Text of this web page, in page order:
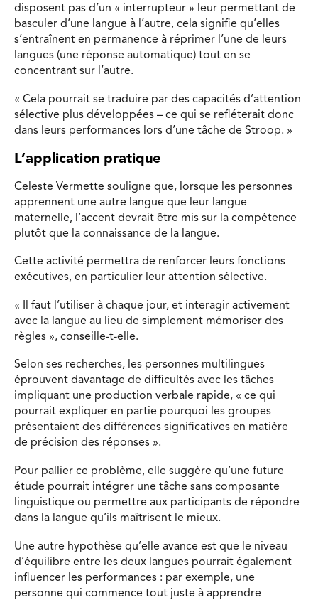
disposent pas d’un « interrupteur » leur permettant de
basculer d’une langue à l’autre, cela signifie qu’elles
s’entraînent en permanence à réprimer l’une de leurs
langues (une réponse automatique) tout en se
concentrant sur l’autre.
« Cela pourrait se traduire par des capacités d’attention
sélective plus développées – ce qui se refléterait donc
dans leurs performances lors d’une tâche de Stroop. »
L’application pratique
Celeste Vermette souligne que, lorsque les personnes
apprennent une autre langue que leur langue
maternelle, l’accent devrait être mis sur la compétence
plutôt que la connaissance de la langue.
Cette activité permettra de renforcer leurs fonctions
exécutives, en particulier leur attention sélective.
« Il faut l’utiliser à chaque jour, et interagir activement
avec la langue au lieu de simplement mémoriser des
règles », conseille-t-elle.
Selon ses recherches, les personnes multilingues
éprouvent davantage de difficultés avec les tâches
impliquant une production verbale rapide, « ce qui
pourrait expliquer en partie pourquoi les groupes
présentaient des différences significatives en matière
de précision des réponses ».
Pour pallier ce problème, elle suggère qu’une future
étude pourrait intégrer une tâche sans composante
linguistique ou permettre aux participants de répondre
dans la langue qu’ils maîtrisent le mieux.
Une autre hypothèse qu’elle avance est que le niveau
d’équilibre entre les deux langues pourrait également
influencer les performances : par exemple, une
personne qui commence tout juste à apprendre